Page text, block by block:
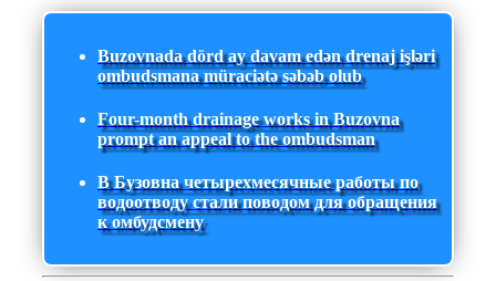
Buzovnada dörd ay davam edən drenaj işləri
ombudsmana müraciətə səbəb olub
Four-month drainage works in Buzovna
prompt an appeal to the ombudsman
В Бузовна четырехмесячные работы по
водоотводу стали поводом для обращения
к омбудсмену